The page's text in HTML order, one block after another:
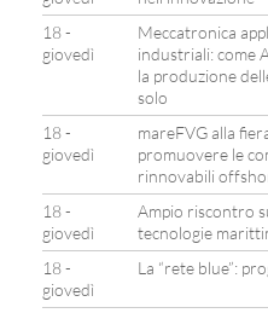
18 -
giovedì
Meccatronica
industriali: come
la produzione
solo
18 -
giovedì
mareFVG alla
promuovere le
rinnovabili
18 -
giovedì
Ampio riscontro
tecnologie
18 -
giovedì
La “rete blue”: